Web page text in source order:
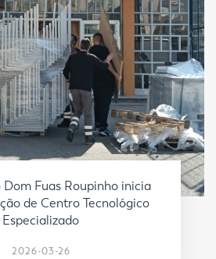
Fuas Roupinho inicia
de Centro Tecnológico
Especializado
2026-03-26